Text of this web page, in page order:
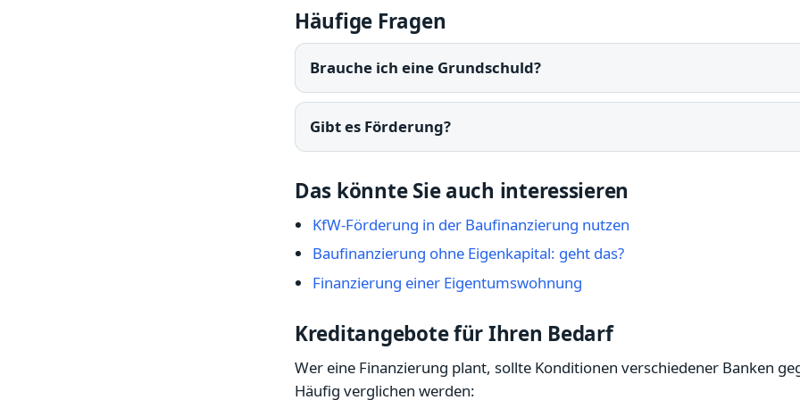
Häufige Fragen
Brauche ich eine Grundschuld?
Gibt es Förderung?
Das könnte Sie auch interessieren
KfW-Förderung in der Baufinanzierung nutzen
Baufinanzierung ohne Eigenkapital: geht das?
Finanzierung einer Eigentumswohnung
Kreditangebote für Ihren Bedarf
Wer eine Finanzierung plant, sollte Konditionen verschiedener Banken
Häufig verglichen werden: